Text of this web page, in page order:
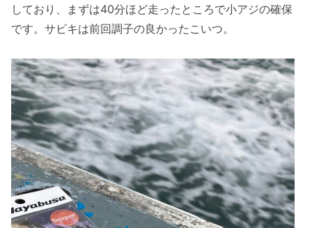
しており、まずは40分ほど走ったところで小アジの確保
です。サビキは前回調子の良かったこいつ。